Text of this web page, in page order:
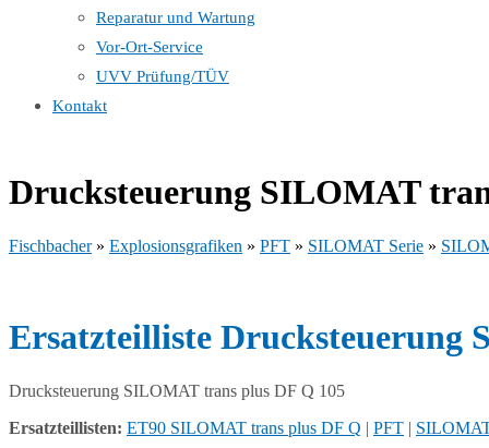
Reparatur und Wartung
Vor-Ort-Service
UVV Prüfung/TÜV
Kontakt
Drucksteuerung SILOMAT
Fischbacher» Explosionsgrafiken » PFT » SILOMAT Serie »
Ersatzteilliste Drucksteuerung
Drucksteuerung SILOMAT trans plus DF Q 105
Ersatzteillisten: ET90 SILOMAT trans plus DF Q | PFT |